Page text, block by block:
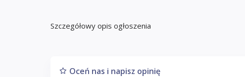
Szczegółowy opis ogłoszenia
Oceń nas i napisz opinię